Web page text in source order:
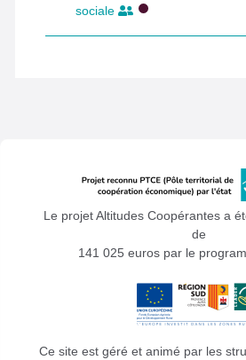
sociale
Le projet Altitudes Coopérantes a
de
141 025 euros par le
Ce site est géré et animé par les